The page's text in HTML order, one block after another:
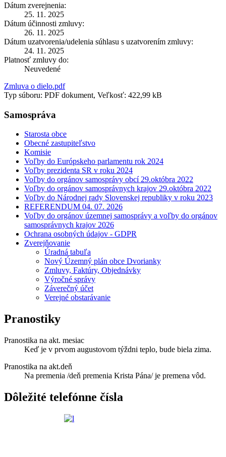
Dátum zverejnenia:
25. 11. 2025
Dátum účinnosti zmluvy:
26. 11. 2025
Dátum uzatvorenia/udelenia súhlasu s uzatvorením zmluvy:
24. 11. 2025
Platnosť zmluvy do:
Neuvedené
Zmluva o dielo.pdf
Typ súboru: PDF dokument, Veľkosť: 422,99 kB
Samospráva
Starosta obce
Obecné zastupiteľstvo
Komisie
Voľby do Európskeho parlamentu rok 2024
Voľby prezidenta SR v roku 2024
Voľby do orgánov samosprávy obcí 29.októbra 2022
Voľby do orgánov samosprávnych krajov 29.októbra 2022
Voľby do Národnej rady Slovenskej republiky v roku 2023
REFERENDUM 04. 07. 2026
Voľby do orgánov územnej samosprávy a voľby do orgánov
samosprávnych krajov 2026
Ochrana osobných údajov - GDPR
Zverejňovanie
Úradná tabuľa
Nový Územný plán obce Dvorianky
Zmluvy, Faktúry, Objednávky
Výročné správy
Záverečný účet
Verejné obstarávanie
Pranostiky
Pranostika na akt. mesiac
Keď je v prvom augustovom týždni teplo, bude biela zima.
Pranostika na akt.deň
Na premenia /deň premenia Krista Pána/ je premena vôd.
Dôležité telefónne čísla